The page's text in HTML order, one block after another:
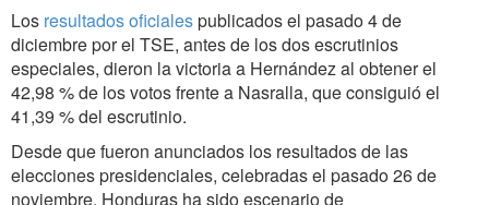
Los resultados oficialespublicados el pasado 4 de
diciembre por el TSE, antes de los dos escrutinios
especiales, dieron la victoria a Hernández al obtener el
42,98 % de los votos frente a Nasralla, que consiguió el
41,39 % del escrutinio.
Desde que fueron anunciados los resultados de las
elecciones presidenciales, celebradas el pasado 26 de
noviembre, Honduras ha sido escenario de